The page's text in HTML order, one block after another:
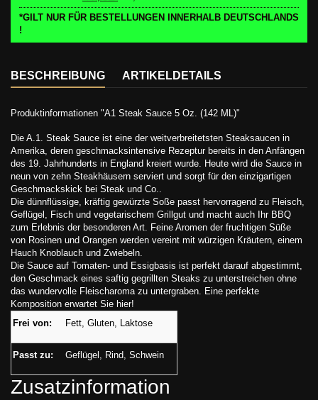
*GILT NUR FÜR BESTELLUNGEN INNERHALB DEUTSCHLANDS
!
BESCHREIBUNG ARTIKELDETAILS
Produktinformationen "A1 Steak Sauce 5 Oz. (142 ML)"
Die A.1. Steak Sauce ist eine der weitverbreitetsten Steaksaucen in
Amerika, deren geschmacksintensive Rezeptur bereits in den Anfängen
des 19. Jahrhunderts in England kreiert wurde. Heute wird die Sauce in
neun von zehn Steakhäusern serviert und sorgt für den einzigartigen
Geschmackskick bei Steak und Co..
Die dünnflüssige, kräftig gewürzte Soße passt hervorragend zu Fleisch,
Geflügel, Fisch und vegetarischem Grillgut und macht auch Ihr BBQ
zum Erlebnis der besonderen Art. Feine Aromen der fruchtigen Süße
von Rosinen und Orangen werden vereint mit würzigen Kräutern, einem
Hauch Knoblauch und Zwiebeln.
Die Sauce auf Tomaten- und Essigbasis ist perfekt darauf abgestimmt,
den Geschmack eines saftig gegrillten Steaks zu unterstreichen ohne
das wundervolle Fleischaroma zu untergraben. Eine perfekte
Komposition erwartet Sie hier!
Frei von:
Fett, Gluten, Laktose
Passt zu: Geflügel, Rind, Schwein
Zusatzinformation